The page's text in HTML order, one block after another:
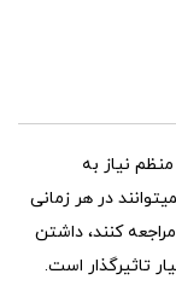
نیاز به
در هر زمانی
کنند، داشتن
تاثیرگذار است.